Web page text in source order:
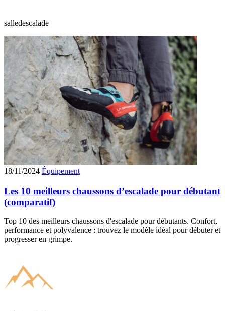
salledescalade
18/11/2024 Équipement
Les 10 meilleurs chaussons d’escalade pour débutant
(comparatif)
Top 10 des meilleurs chaussons d'escalade pour débutants. Confort,
performance et polyvalence : trouvez le modèle idéal pour débuter et
progresser en grimpe.